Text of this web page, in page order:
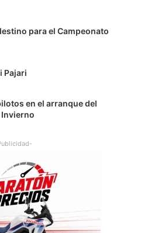
para el Campeonato
Pajari
en el arranque del
Invierno